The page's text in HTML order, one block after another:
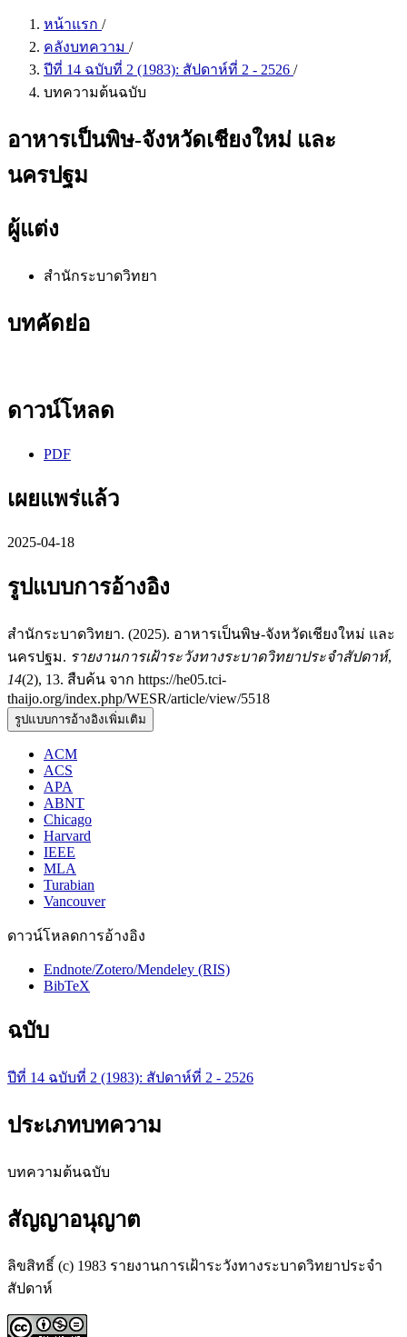
หน้าแรก /
คลังบทความ /
ปีที่ 14 ฉบับที่ 2 (1983): สัปดาห์ที่ 2 - 2526 /
บทความต้นฉบับ
อาหารเป็นพิษ-จังหวัดเชียงใหม่ และ
นครปฐม
ผู้แต่ง
สำนักระบาดวิทยา
บทคัดย่อ
ดาวน์โหลด
PDF
เผยแพร่แล้ว
2025-04-18
รูปแบบการอ้างอิง
สำนักระบาดวิทยา. (2025). อาหารเป็นพิษ-จังหวัดเชียงใหม่ และ
นครปฐม. รายงานการเฝ้าระวังทางระบาดวิทยาประจำสัปดาห์,
14(2), 13. สืบค้น จาก https://he05.tci-
thaijo.org/index.php/WESR/article/view/5518
รูปแบบการอ้างอิงเพิ่มเติม
ACM
ACS
APA
ABNT
Chicago
Harvard
IEEE
MLA
Turabian
Vancouver
ดาวน์โหลดการอ้างอิง
Endnote/Zotero/Mendeley (RIS)
BibTeX
ฉบับ
ปีที่ 14 ฉบับที่ 2 (1983): สัปดาห์ที่ 2 - 2526
ประเภทบทความ
บทความต้นฉบับ
สัญญาอนุญาต
ลิขสิทธิ์ (c) 1983 รายงานการเฝ้าระวังทางระบาดวิทยาประจำ
สัปดาห์